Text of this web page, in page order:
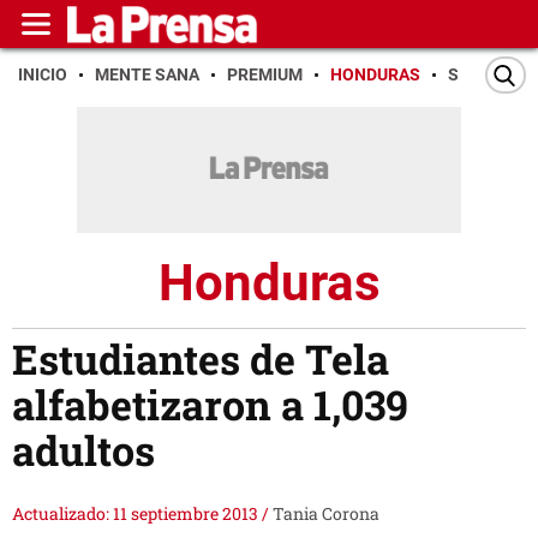
INICIO MENTE SANA PREMIUM HONDURAS SAN PEDRO
Honduras
Estudiantes de Tela
alfabetizaron a 1,039
adultos
Actualizado: 11 septiembre 2013 /Tania Corona